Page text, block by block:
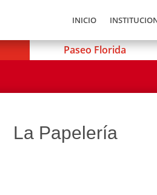
INICIO
Paseo Florida
La Papelería